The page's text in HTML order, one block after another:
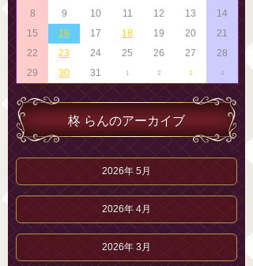
8
9 10 11 12 13
14
15
16 17 18 19 20
21
22
23 24 25 26 27
28
29
30 31 1 2 3 4
柊 らんのアーカイブ
2026年 5月
2026年 4月
2026年 3月